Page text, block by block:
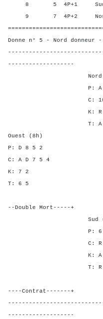
8 5 4P+1
9 7 4P+2
Donne n° 5 - Nord donneur
-------------------
Nord
P: A
C:
K: R D
T: A
Ouest
P: D 8 5
C: A D
K: 7 2
T: 6 5
--Double Mort-----+
Sud
P: 6 |
C: R V 9
K: A 8
T: R 9 7
----Contrat-------+
-------------------